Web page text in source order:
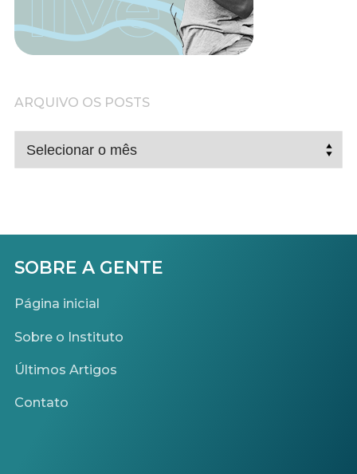
ARQUIVO OS POSTS
ARQUIVO
OS
SOBRE A GENTE
Página inicial
Sobre o Instituto
Últimos Artigos
Contato